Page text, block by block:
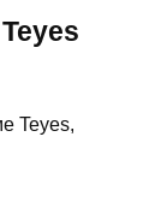
Teyes,